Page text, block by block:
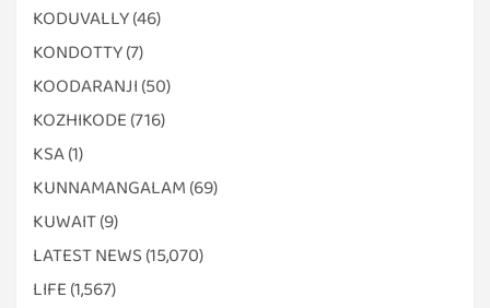
KODUVALLY(46)
KONDOTTY(7)
KOODARANJI (50)
KOZHIKODE (716)
KSA(1)
KUNNAMANGALAM (69)
KUWAIT(9)
LATEST NEWS (15,070)
LIFE (1,567)